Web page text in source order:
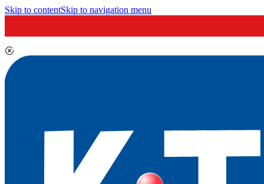
Skip to contentSkip to navigation menu